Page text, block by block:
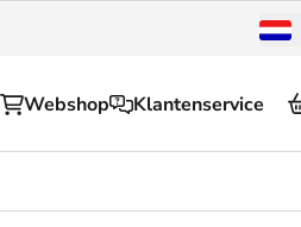
Webshop Klantenservice